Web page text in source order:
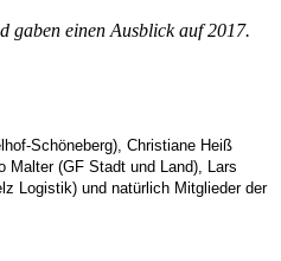
gaben einen Ausblick auf 2017.
Schöneberg), Christiane Heiß
Malter (GF Stadt und Land), Lars
Logistik) und natürlich Mitglieder der